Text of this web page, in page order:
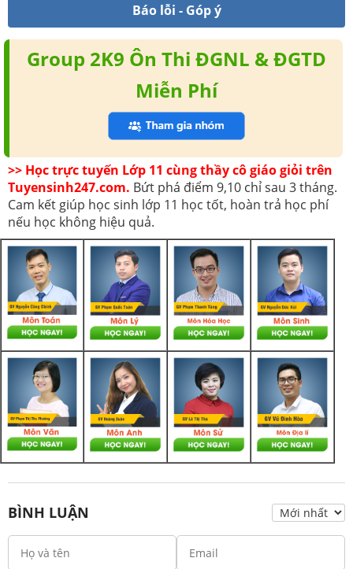
Báo lỗi - Góp ý
Group 2K9 Ôn Thi ĐGNL & ĐGTD
Miễn Phí
>> Học trực tuyến Lớp 11 cùng thầy cô giáo giỏi trên
Tuyensinh247.com. Bứt phá điểm 9,10 chỉ sau 3 tháng.
Cam kết giúp học sinh lớp 11 học tốt, hoàn trả học phí
nếu học không hiệu quả.
BÌNH LUẬN